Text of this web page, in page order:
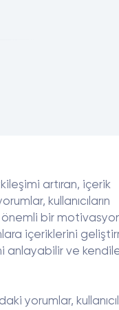
artıran, içerik
kullanıcıların
önemli bir
içeriklerini
anlayabilir ve
yorumlar,